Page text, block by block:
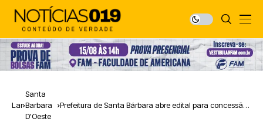
Lar
Santa
Barbara
D'Oeste
Prefeitura de Santa Bárbara abre edital para concessão